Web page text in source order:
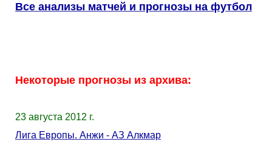
Все анализы матчей и прогнозы на футбол
Некоторые прогнозы из архива:
23 августа 2012 г.
Лига Европы. Анжи - АЗ Алкмар